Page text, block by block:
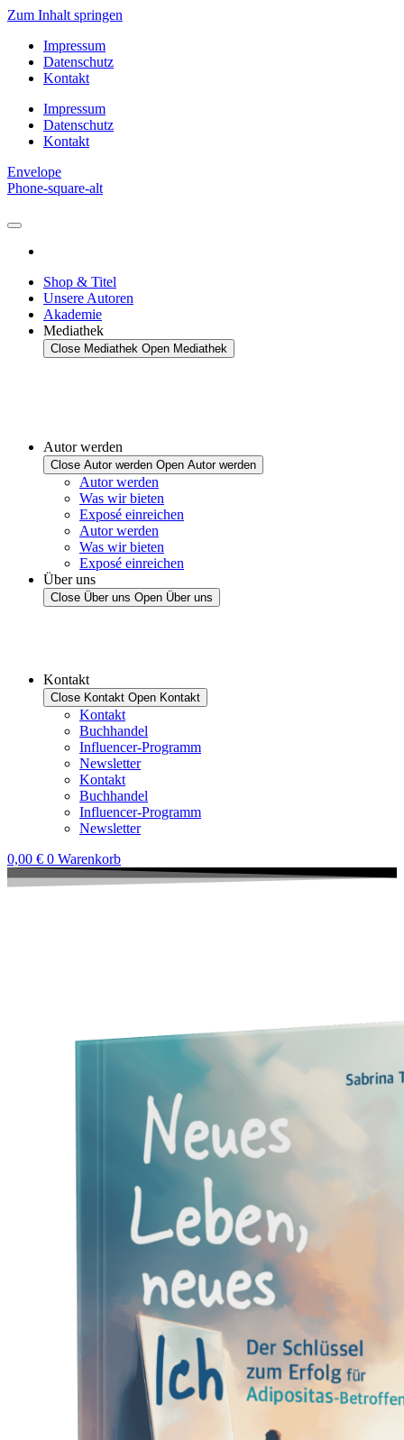
Zum Inhalt springen
Impressum
Datenschutz
Kontakt
Impressum
Datenschutz
Kontakt
Envelope
Phone-square-alt
Shop & Titel
Unsere Autoren
Akademie
Mediathek
Close Mediathek Open Mediathek
Autor werden
Close Autor werden Open Autor werden
Autor werden
Was wir bieten
Exposé einreichen
Autor werden
Was wir bieten
Exposé einreichen
Über uns
Close Über uns Open Über uns
Kontakt
Close Kontakt Open Kontakt
Kontakt
Buchhandel
Influencer-Programm
Newsletter
Kontakt
Buchhandel
Influencer-Programm
Newsletter
0,00 € 0 Warenkorb